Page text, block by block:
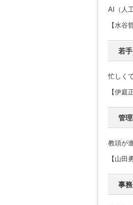
AI（人
【水谷
若
忙しく
【伊庭
管
教頭が
【山田
事